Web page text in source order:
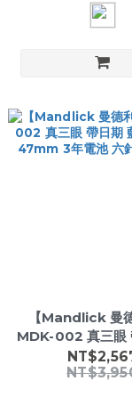
【Mandlick 曼
MDK-002 真三眼
寶石鏡面 47mm
六針計時碼